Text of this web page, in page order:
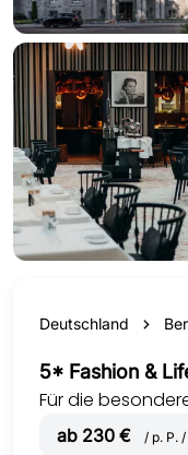
Deutschland
5* Fashion &
Für die
ab 230 € / p. P.